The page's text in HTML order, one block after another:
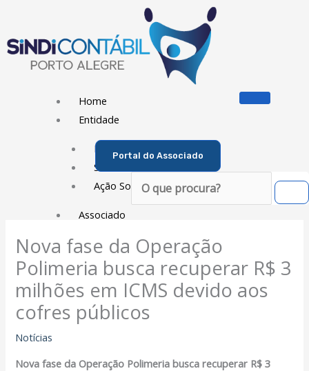
conteúdo
Home
Entidade
Diretoria
Sede Social
Ação Social
Associado
Porque ser um Associado
Contribuições
Contribuição Sindical
Dissídios e Convenções de Trabalho
Filiação Sindical
Serviços
Portal do Associado
Pesquisar
Nova fase da Operação
Polimeria busca recuperar R$ 3
milhões em ICMS devido aos
cofres públicos
Notícias
Nova fase da Operação Polimeria busca recuperar R$ 3